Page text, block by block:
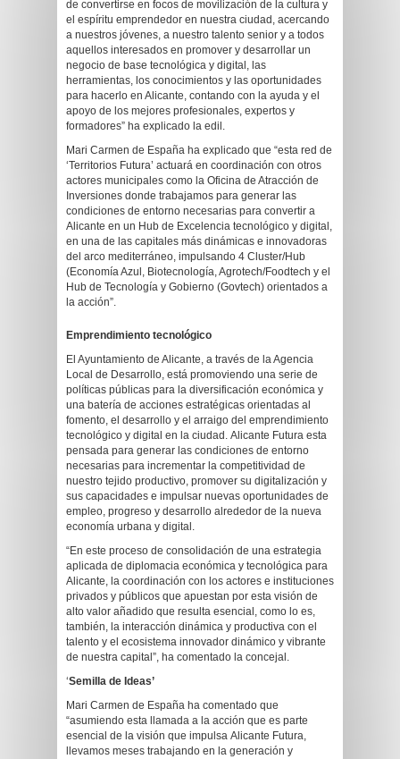
de convertirse en focos de movilización de la cultura y
el espíritu emprendedor en nuestra ciudad, acercando
a nuestros jóvenes, a nuestro talento senior y a todos
aquellos interesados en promover y desarrollar un
negocio de base tecnológica y digital, las
herramientas, los conocimientos y las oportunidades
para hacerlo en Alicante, contando con la ayuda y el
apoyo de los mejores profesionales, expertos y
formadores” ha explicado la edil.
Mari Carmen de España ha explicado que “esta red de
‘Territorios Futura’ actuará en coordinación con otros
actores municipales como la Oficina de Atracción de
Inversiones donde trabajamos para generar las
condiciones de entorno necesarias para convertir a
Alicante en un Hub de Excelencia tecnológico y digital,
en una de las capitales más dinámicas e innovadoras
del arco mediterráneo, impulsando 4 Cluster/Hub
(Economía Azul, Biotecnología, Agrotech/Foodtech y el
Hub de Tecnología y Gobierno (Govtech) orientados a
la acción”.
Emprendimiento tecnológico
El Ayuntamiento de Alicante, a través de la Agencia
Local de Desarrollo, está promoviendo una serie de
políticas públicas para la diversificación económica y
una batería de acciones estratégicas orientadas al
fomento, el desarrollo y el arraigo del emprendimiento
tecnológico y digital en la ciudad. Alicante Futura esta
pensada para generar las condiciones de entorno
necesarias para incrementar la competitividad de
nuestro tejido productivo, promover su digitalización y
sus capacidades e impulsar nuevas oportunidades de
empleo, progreso y desarrollo alrededor de la nueva
economía urbana y digital.
“En este proceso de consolidación de una estrategia
aplicada de diplomacia económica y tecnológica para
Alicante, la coordinación con los actores e instituciones
privados y públicos que apuestan por esta visión de
alto valor añadido que resulta esencial, como lo es,
también, la interacción dinámica y productiva con el
talento y el ecosistema innovador dinámico y vibrante
de nuestra capital”, ha comentado la concejal.
‘Semilla de Ideas’
Mari Carmen de España ha comentado que
“asumiendo esta llamada a la acción que es parte
esencial de la visión que impulsa Alicante Futura,
llevamos meses trabajando en la generación y